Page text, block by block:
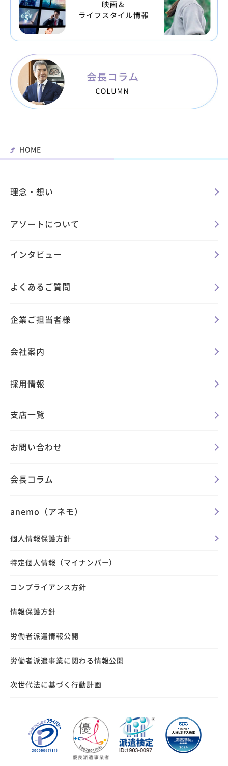
HOME
理念・想い
アソートについて
インタビュー
よくあるご質問
企業ご担当者様
会社案内
採用情報
支店一覧
お問い合わせ
会長コラム
anemo（アネモ）
個人情報保護方針
特定個人情報（マイナンバー）
コンプライアンス方針
情報保護方針
労働者派遣情報公開
労働者派遣事業に関わる情報公開
次世代法に基づく行動計画